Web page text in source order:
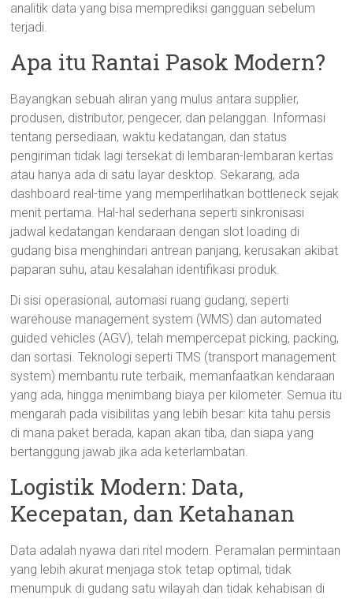
analitik data yang bisa memprediksi gangguan sebelum
terjadi.
Apa itu Rantai Pasok Modern?
Bayangkan sebuah aliran yang mulus antara supplier,
produsen, distributor, pengecer, dan pelanggan. Informasi
tentang persediaan, waktu kedatangan, dan status
pengiriman tidak lagi tersekat di lembaran-lembaran kertas
atau hanya ada di satu layar desktop. Sekarang, ada
dashboard real-time yang memperlihatkan bottleneck sejak
menit pertama. Hal-hal sederhana seperti sinkronisasi
jadwal kedatangan kendaraan dengan slot loading di
gudang bisa menghindari antrean panjang, kerusakan akibat
paparan suhu, atau kesalahan identifikasi produk.
Di sisi operasional, automasi ruang gudang, seperti
warehouse management system (WMS) dan automated
guided vehicles (AGV), telah mempercepat picking, packing,
dan sortasi. Teknologi seperti TMS (transport management
system) membantu rute terbaik, memanfaatkan kendaraan
yang ada, hingga menimbang biaya per kilometer. Semua itu
mengarah pada visibilitas yang lebih besar: kita tahu persis
di mana paket berada, kapan akan tiba, dan siapa yang
bertanggung jawab jika ada keterlambatan.
Logistik Modern: Data,
Kecepatan, dan Ketahanan
Data adalah nyawa dari ritel modern. Peramalan permintaan
yang lebih akurat menjaga stok tetap optimal, tidak
menumpuk di gudang satu wilayah dan tidak kehabisan di